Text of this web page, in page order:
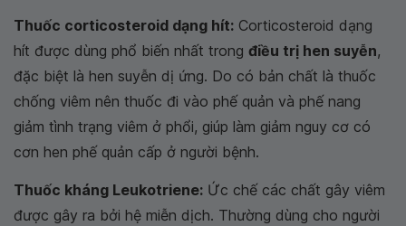
Thuốc corticosteroid dạng hít: Corticosteroid dạng
hít được dùng phổ biến nhất trong điều trị hen suyễn,
đặc biệt là hen suyễn dị ứng. Do có bản chất là thuốc
chống viêm nên thuốc đi vào phế quản và phế nang
giảm tình trạng viêm ở phổi, giúp làm giảm nguy cơ có
cơn hen phế quản cấp ở người bệnh.
Thuốc kháng Leukotriene: Ức chế các chất gây viêm
được gây ra bởi hệ miễn dịch. Thường dùng cho người